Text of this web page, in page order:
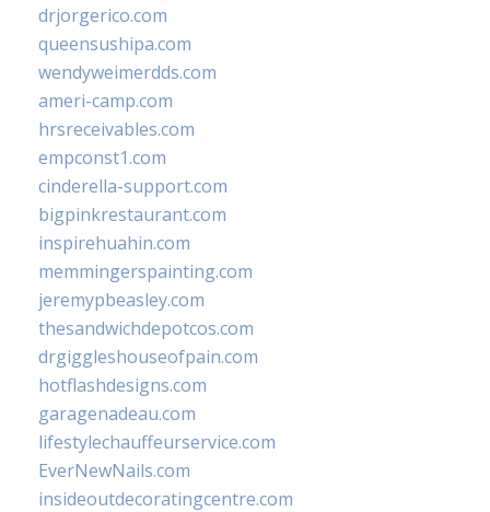
drjorgerico.com
queensushipa.com
wendyweimerdds.com
ameri-camp.com
hrsreceivables.com
empconst1.com
cinderella-support.com
bigpinkrestaurant.com
inspirehuahin.com
memmingerspainting.com
jeremypbeasley.com
thesandwichdepotcos.com
drgiggleshouseofpain.com
hotflashdesigns.com
garagenadeau.com
lifestylechauffeurservice.com
EverNewNails.com
insideoutdecoratingcentre.com